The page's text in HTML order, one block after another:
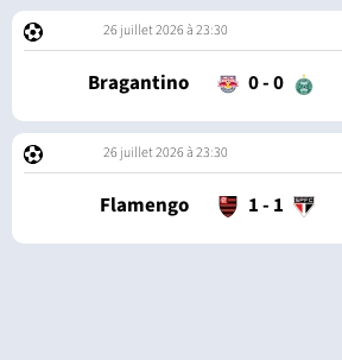
26 juillet 2026 à 23:30
Bragantino 0-0
26 juillet 2026 à 23:30
Flamengo 1- 1